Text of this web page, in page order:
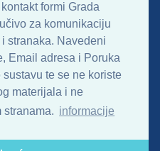
formi Grada
za komunikaciju
stranaka. Navedeni
Email adresa i Poruka
te se ne koriste
materijala i ne
stranama. informacije
Kontakt
RSS